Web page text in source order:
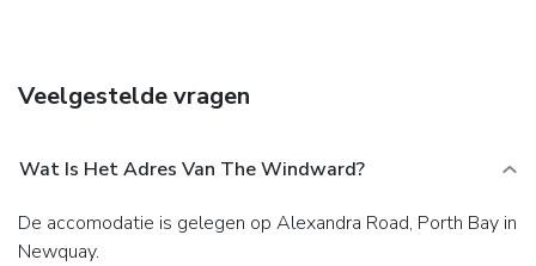
Veelgestelde vragen
Wat Is Het Adres Van The Windward?
De accomodatie is gelegen op Alexandra Road, Porth Bay in
Newquay.